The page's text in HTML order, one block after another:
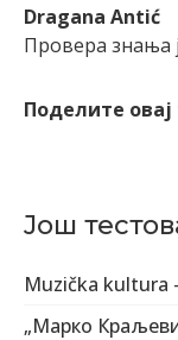
Dragana Antić
Провера знања
Поделите
Још
Muzička kultura
„Марко